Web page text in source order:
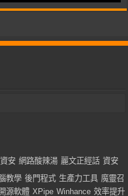
資安 網路酸辣湯 麗文正經話 資安
教學 後門程式 生產力工具 魔靈召
開源軟體 XPipe Winhance 效率提升